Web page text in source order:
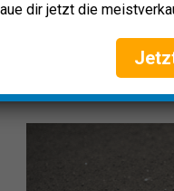
u.a. auf
dir jetzt die